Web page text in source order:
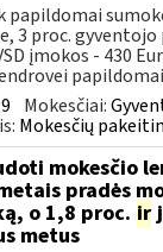
3 proc. gyventojo
įmokos - 430
Mokesčiai:
Mokesčių
mokesčio
pradės
o 1,8 proc. ir
metus